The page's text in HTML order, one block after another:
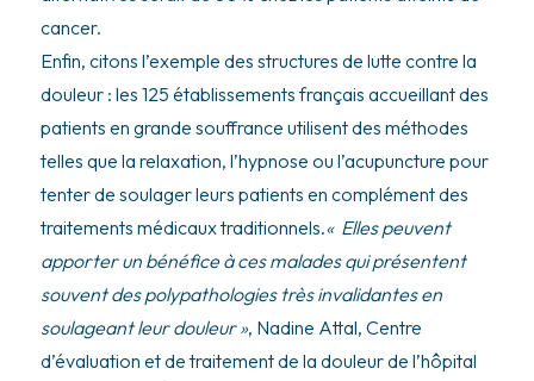
cancer.
Enfin, citons l’exemple des structures de lutte contre la
douleur : les 125 établissements français accueillant des
patients en grande souffrance utilisent des méthodes
telles que la relaxation, l’hypnose ou l’acupuncture pour
tenter de soulager leurs patients en complément des
traitements médicaux traditionnels.« Elles peuvent
apporter un bénéfice à ces malades qui présentent
souvent des polypathologies très invalidantes en
soulageant leur douleur », Nadine Attal, Centre
d’évaluation et de traitement de la douleur de l’hôpital